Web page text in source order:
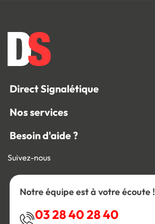
Direct Signalétique
Nos services
Besoin d'aide ?
Suivez-nous
Notre équipe est à votre écoute !
03 28 40 28 40